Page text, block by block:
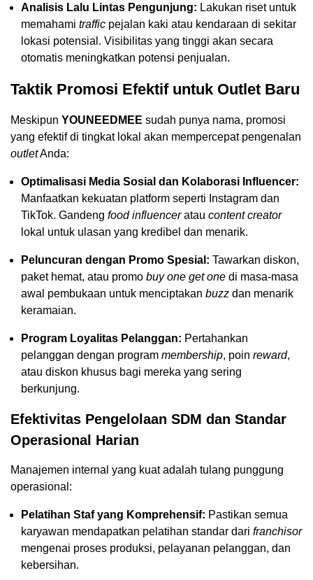
Analisis Lalu Lintas Pengunjung: Lakukan riset untuk
memahami traffic pejalan kaki atau kendaraan di sekitar
lokasi potensial. Visibilitas yang tinggi akan secara
otomatis meningkatkan potensi penjualan.
Taktik Promosi Efektif untuk Outlet Baru
Meskipun YOUNEEDMEE sudah punya nama, promosi
yang efektif di tingkat lokal akan mempercepat pengenalan
outletAnda:
Optimalisasi Media Sosial dan Kolaborasi Influencer:
Manfaatkan kekuatan platform seperti Instagram dan
TikTok. Gandeng food influenceratau content creator
lokal untuk ulasan yang kredibel dan menarik.
Peluncuran dengan Promo Spesial: Tawarkan diskon,
paket hemat, atau promo buy one get one di masa-masa
awal pembukaan untuk menciptakan buzz dan menarik
keramaian.
Program Loyalitas Pelanggan: Pertahankan
pelanggan dengan program membership, poin reward,
atau diskon khusus bagi mereka yang sering
berkunjung.
Efektivitas Pengelolaan SDM dan Standar
Operasional Harian
Manajemen internal yang kuat adalah tulang punggung
operasional:
Pelatihan Staf yang Komprehensif: Pastikan semua
karyawan mendapatkan pelatihan standar dari franchisor
mengenai proses produksi, pelayanan pelanggan, dan
kebersihan.